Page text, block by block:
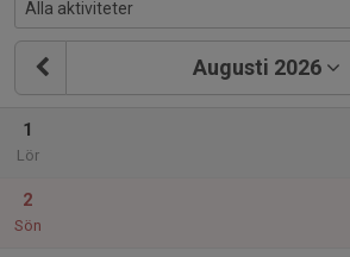
Augusti 2026
1
Lör
2
Sön